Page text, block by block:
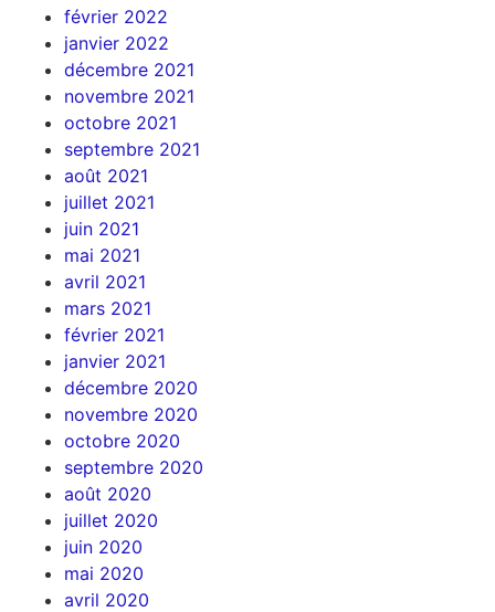
février 2022
janvier 2022
décembre 2021
novembre 2021
octobre 2021
septembre 2021
août 2021
juillet 2021
juin 2021
mai 2021
avril 2021
mars 2021
février 2021
janvier 2021
décembre 2020
novembre 2020
octobre 2020
septembre 2020
août 2020
juillet 2020
juin 2020
mai 2020
avril 2020